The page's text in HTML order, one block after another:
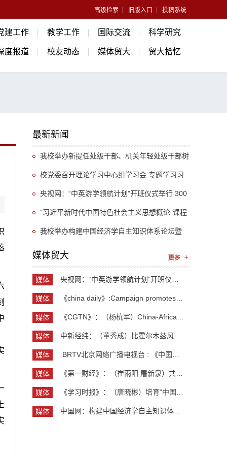
高级检索 旧版入口 投稿系统
建工作 教学工作 国际交流 科学研究
度报道 校友动态 媒体贸大 贸大拾忆
最新新闻
我校举办新提任处级干部、机关年轻处级干部树
立和践行正确政绩观专题培训班
校党委召开理论学习中心组学习会 专题学习习
近平总书记关于推动哲学社会科学高质量发展的重
要指示精神
央视网：“中英游学领航计划”开班仪式举行 300
余名英国学生开启“游学中国”旅程
“习近平新时代中国特色社会主义思想概论”课程
“UIBE新思想大讲堂”第九讲开讲
我校举办构建中国经济学自主知识体系论坛暨
《中国开放型经济学》教学研讨会
媒体贸大
媒体
媒体
媒体
媒体
媒体
媒体
媒体
媒体